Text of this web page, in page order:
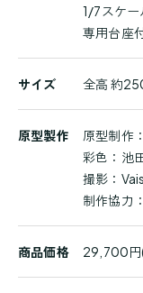
1/7スケー
専用台座
サイズ 全高 約
原型製作
原型制作
彩色：池
撮影：
制作協力
商品価格 29,700円